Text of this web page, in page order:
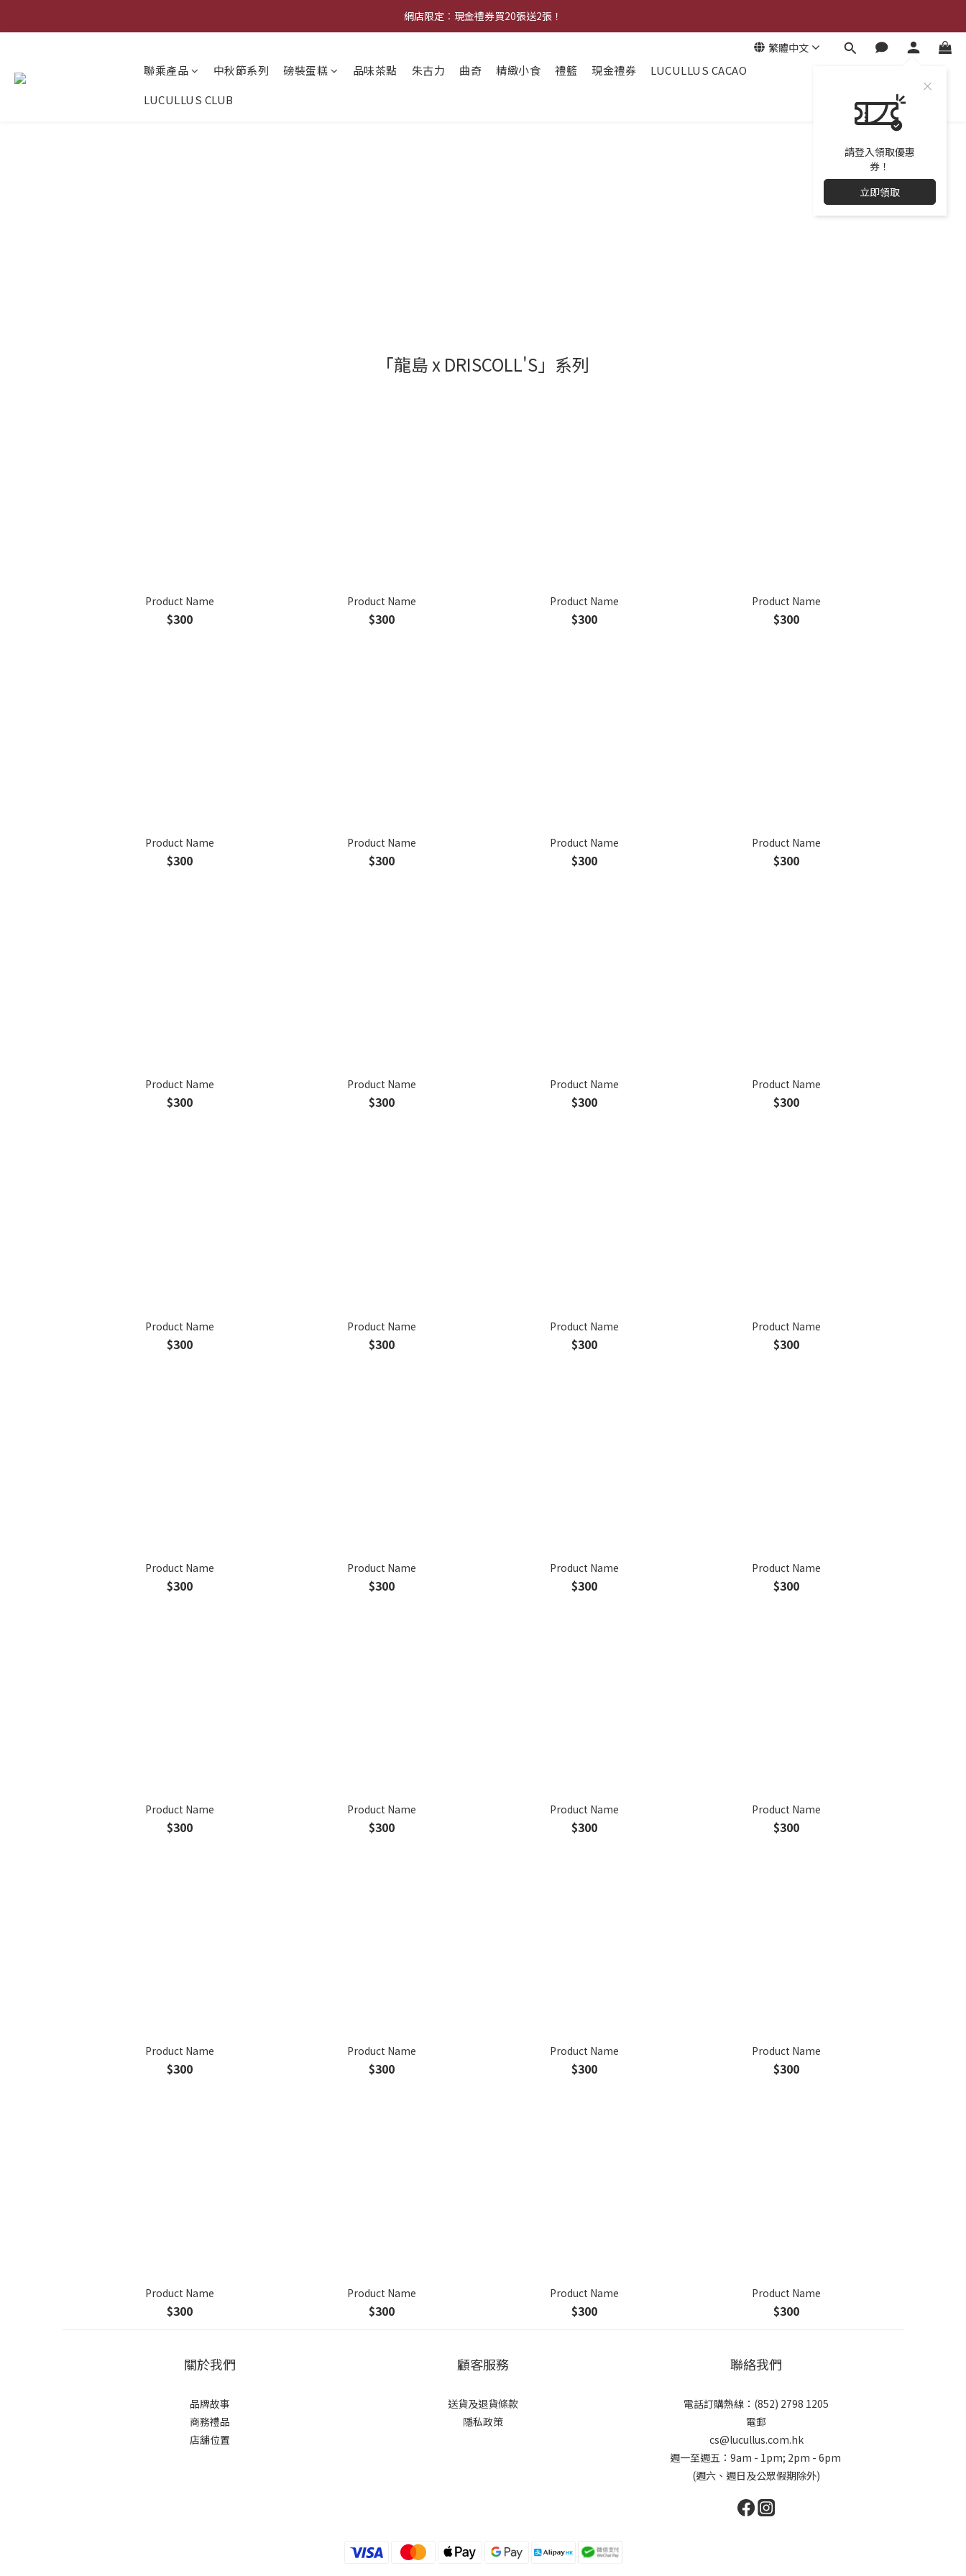
中秋早鳥優惠：購買中秋禮券可享8折優惠
網店限定︰現金禮券買20張送2張！
繁體中文
請登入領取優惠
券！
立即領取
聯乘產品 中秋節系列 磅裝蛋糕 品味茶點 朱古力 曲奇 精緻小食 禮籃 現金禮券
LUCULLUS CACAO
LUCULLUS CLUB
「龍島 x DRISCOLL'S」系列
Product Name
$300
Product Name
$300
Product Name
$300
Product Name
$300
Product Name
$300
Product Name
$300
Product Name
$300
Product Name
$300
Product Name
$300
Product Name
$300
Product Name
$300
Product Name
$300
Product Name
$300
Product Name
$300
Product Name
$300
Product Name
$300
Product Name
$300
Product Name
$300
Product Name
$300
Product Name
$300
Product Name
$300
Product Name
$300
Product Name
$300
Product Name
$300
Product Name
$300
Product Name
$300
Product Name
$300
Product Name
$300
Product Name
$300
Product Name
$300
Product Name
$300
Product Name
$300
關於我們
品牌故事
商務禮品
店舖位置
顧客服務
送貨及退貨條款
隱私政策
聯絡我們
電話訂購熱線：(852) 2798 1205
電郵
cs@lucullus.com.hk
週一至週五：9am - 1pm; 2pm - 6pm
(週六、週日及公眾假期除外)